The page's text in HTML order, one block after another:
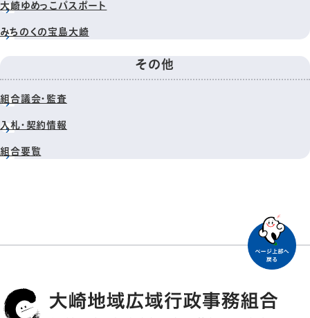
大崎ゆめっこパスポート
みちのくの宝島大崎
その他
組合議会・監査
入札・契約情報
組合要覧